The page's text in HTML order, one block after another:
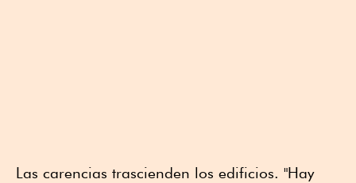
Las carencias trascienden los edificios. "Hay